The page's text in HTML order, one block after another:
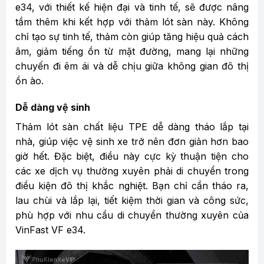
e34, với thiết kế hiện đại và tinh tế, sẽ được nâng
tầm thêm khi kết hợp với thảm lót sàn này. Không
chỉ tạo sự tinh tế, thảm còn giúp tăng hiệu quả cách
âm, giảm tiếng ồn từ mặt đường, mang lại những
chuyến đi êm ái và dễ chịu giữa không gian đô thị
ồn ào.
Dễ dàng vệ sinh
Thảm lót sàn chất liệu TPE dễ dàng tháo lắp tại
nhà, giúp việc vệ sinh xe trở nên đơn giản hơn bao
giờ hết. Đặc biệt, điều này cực kỳ thuận tiện cho
các xe dịch vụ thường xuyên phải di chuyển trong
điều kiện đô thị khắc nghiệt. Bạn chỉ cần tháo ra,
lau chùi và lắp lại, tiết kiệm thời gian và công sức,
phù hợp với nhu cầu di chuyển thường xuyên của
VinFast VF e34.